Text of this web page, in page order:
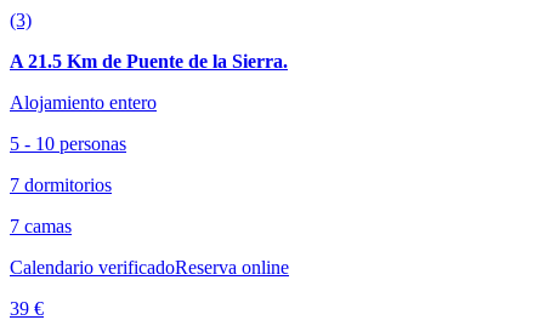
(3)
A 21.5 Km de Puente de la Sierra.
Alojamiento entero
5 - 10 personas
7 dormitorios
7 camas
Calendario verificadoReserva online
39 €